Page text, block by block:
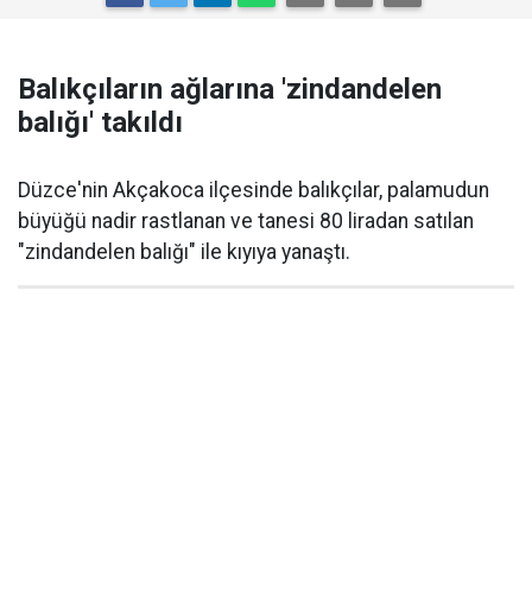
Balıkçıların ağlarına 'zindandelen
balığı' takıldı
Düzce'nin Akçakoca ilçesinde balıkçılar, palamudun
büyüğü nadir rastlanan ve tanesi 80 liradan satılan
"zindandelen balığı" ile kıyıya yanaştı.